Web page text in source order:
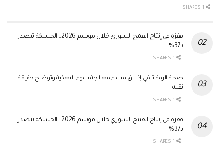
قفزة في إنتاج القمح السوري خلال موسم 2026.. الحسكة تتصدر
بـ37%
صحة الرقة تنفي إغلاق قسم معالجة سوء التغذية وتوضح حقيقة
نقله
قفزة في إنتاج القمح السوري خلال موسم 2026.. الحسكة تتصدر
بـ37%